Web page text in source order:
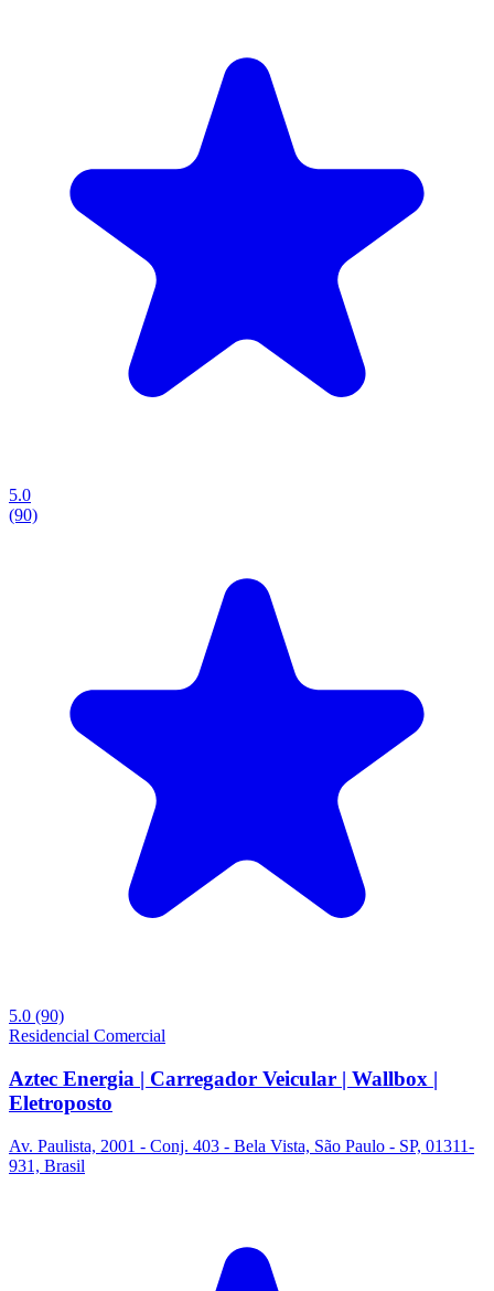
5.0
(90)
5.0 (90)
Residencial Comercial
Aztec Energia | Carregador Veicular | Wallbox |
Eletroposto
Av. Paulista, 2001 - Conj. 403 - Bela Vista, São Paulo - SP, 01311-
931, Brasil